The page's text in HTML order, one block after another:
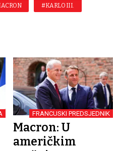
#KARLO III.
FRANCUSKI PREDSJEDNIK
Macron: U
američkim